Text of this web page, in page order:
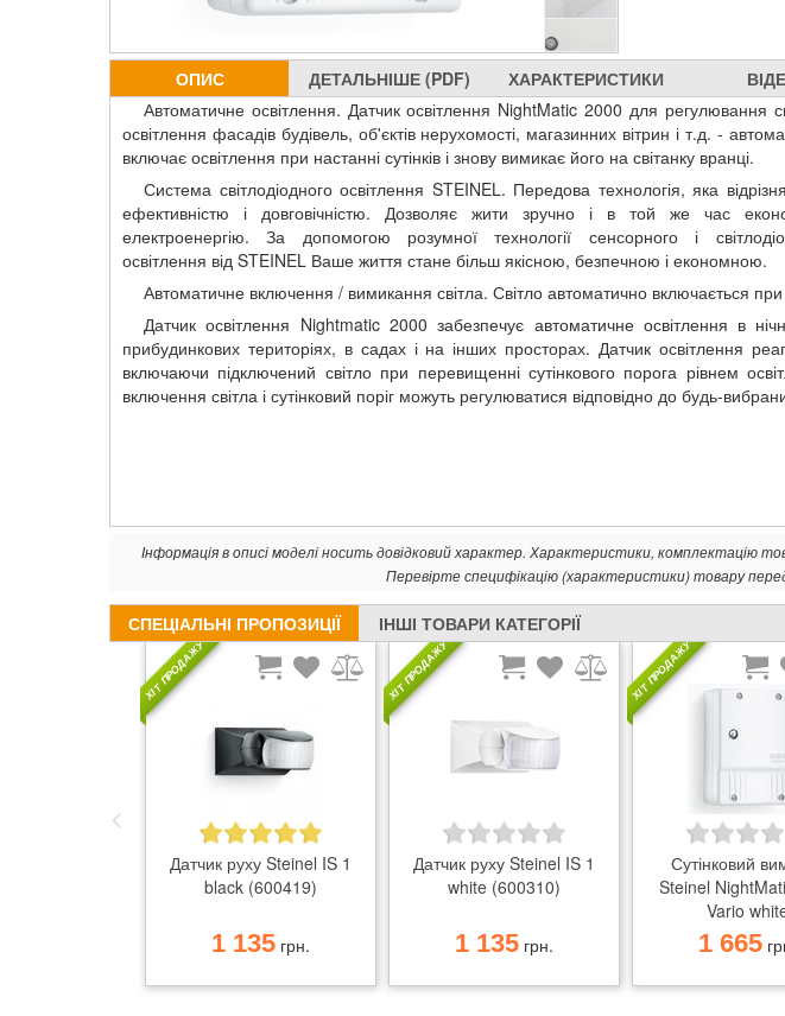
ОПИС ДЕТАЛЬНІШЕ (PDF) ХАРАКТЕРИСТИКИ
Автоматичне освітлення. Датчик освітлення NightMatic 2000 для регулювання
освітлення фасадів будівель, об'єктів нерухомості, магазинних вітрин і т.д. -
включає освітлення при настанні сутінків і знову вимикає його на світанку вранці.
Система світлодіодного освітлення STEINEL. Передова технологія, яка
ефективністю і довговічністю. Дозволяє жити зручно і в той же час
електроенергію. За допомогою розумної технології сенсорного і
освітлення від STEINEL Ваше життя стане більш якісною, безпечною і економною.
Автоматичне включення / вимикання світла. Світло автоматично включається при
Датчик освітлення Nightmatic 2000 забезпечує автоматичне освітлення в
прибудинкових територіях, в садах і на інших просторах. Датчик освітлення
включаючи підключений світло при перевищенні сутінкового порога рівнем
включення світла і сутінковий поріг можуть регулюватися відповідно до будь-
Інформація в описі моделі носить довідковий характер. Характеристики, комплектацію
Перевірте специфікацію (характеристики) товару
СПЕЦІАЛЬНІ ПРОПОЗИЦІЇ ІНШІ ТОВАРИ КАТЕГОРІЇ
ХІТ ПРОДАЖУ
Датчик руху Steinel IS 1
black (600419)
1 135 грн.
ХІТ ПРОДАЖУ
Датчик руху Steinel IS 1
white (600310)
1 135 грн.
ХІТ ПРОДАЖУ
Сутінковий
Steinel
Vario
1 665